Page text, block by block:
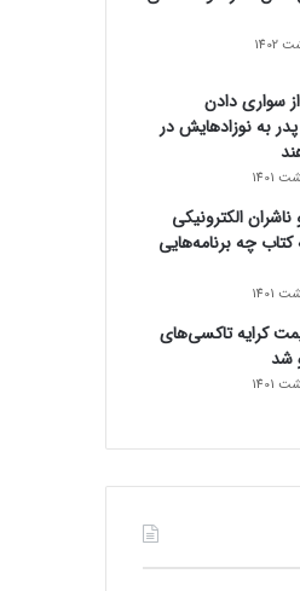
سواری دادن
به نوزادهایش در
ناشران الکترونیکی
کتاب چه برنامه‌هایی
کرایه تاکسی‌های
شد